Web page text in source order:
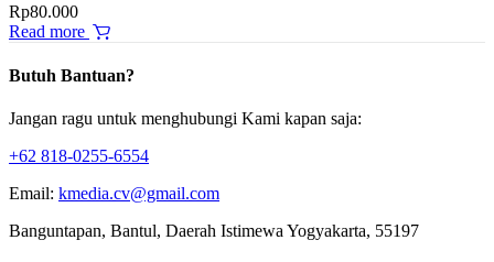
Rp80.000
Read more
Butuh Bantuan?
Jangan ragu untuk menghubungi Kami kapan saja:
+62 818-0255-6554
Email: kmedia.cv@gmail.com
Banguntapan, Bantul, Daerah Istimewa Yogyakarta, 55197